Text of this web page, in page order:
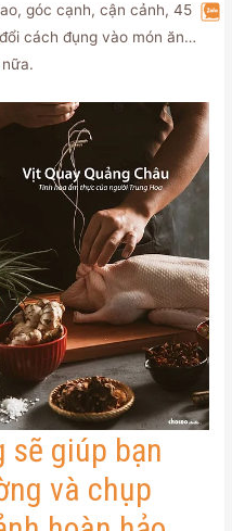
góc cạnh, cận cảnh, 45
cách đụng vào món ăn…
sẽ giúp bạn
và chụp